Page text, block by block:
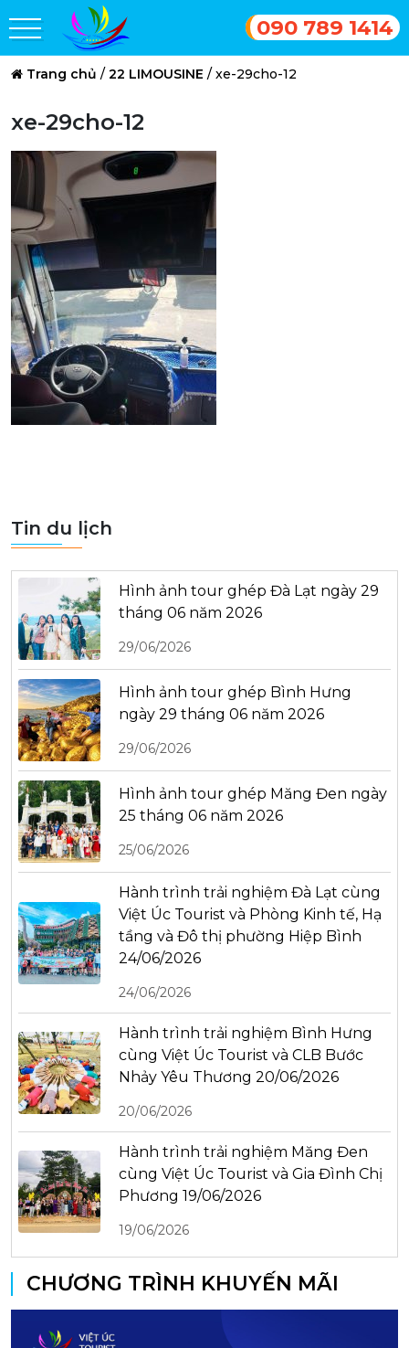
090 789 1414
Trang chủ / 22 LIMOUSINE / xe-29cho-12
xe-29cho-12
Tin du lịch
Hình ảnh tour ghép Đà Lạt ngày 29
tháng 06 năm 2026
29/06/2026
Hình ảnh tour ghép Bình Hưng
ngày 29 tháng 06 năm 2026
29/06/2026
Hình ảnh tour ghép Măng Đen ngày
25 tháng 06 năm 2026
25/06/2026
Hành trình trải nghiệm Đà Lạt cùng
Việt Úc Tourist và Phòng Kinh tế, Hạ
tầng và Đô thị phường Hiệp Bình
24/06/2026
24/06/2026
Hành trình trải nghiệm Bình Hưng
cùng Việt Úc Tourist và CLB Bước
Nhảy Yêu Thương 20/06/2026
20/06/2026
Hành trình trải nghiệm Măng Đen
cùng Việt Úc Tourist và Gia Đình Chị
Phương 19/06/2026
19/06/2026
CHƯƠNG TRÌNH KHUYẾN MÃI